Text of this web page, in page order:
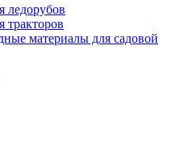
ледорубов
тракторов
материалы для садовой